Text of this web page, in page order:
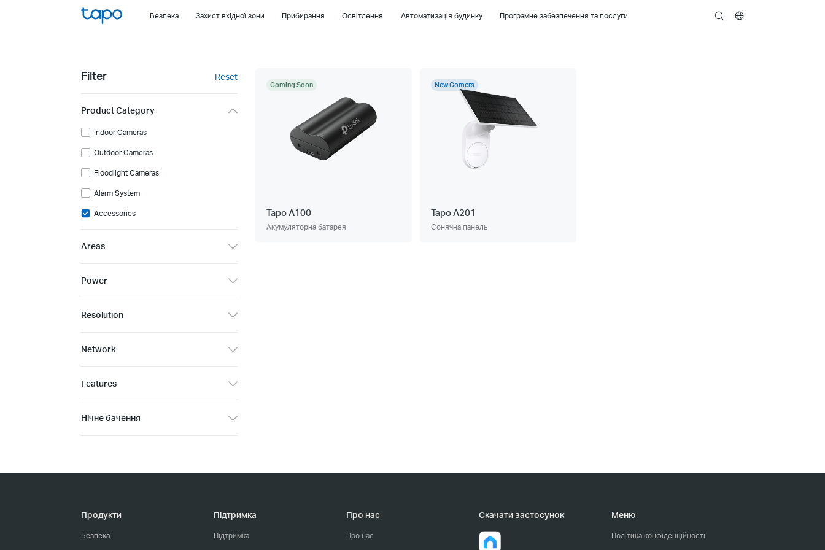
Безпека Захист вхідної зони Прибирання Освітлення Автоматизація будинку Програмне забезпечення та послуги search
Filter Reset
Product Category
Indoor Cameras
Outdoor Cameras
Floodlight Cameras
Alarm System
Accessories
Areas
Power
Resolution
Network
Features
Нічне бачення
Coming Soon
Tapo A100
Акумуляторна батарея
New Comers
Tapo A201
Сонячна панель
Продукти
Безпека
Підтримка
Підтримка
Про нас
Про нас
Cкачати застосунок Меню
Політика конфіденційності